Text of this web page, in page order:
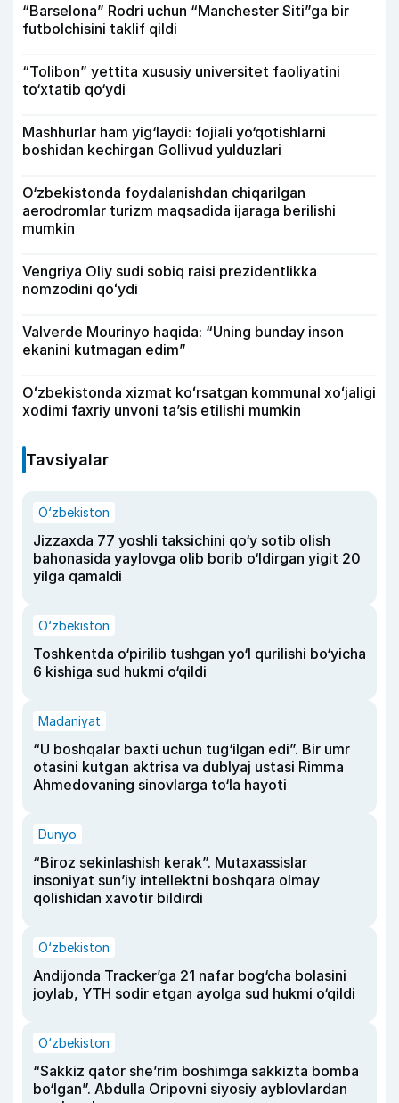
“Barselona” Rodri uchun “Manchester Siti”ga bir
futbolchisini taklif qildi
“Tolibon” yettita xususiy universitet faoliyatini
to‘xtatib qo‘ydi
Mashhurlar ham yig‘laydi: fojiali yo‘qotishlarni
boshidan kechirgan Gollivud yulduzlari
O‘zbekistonda foydalanishdan chiqarilgan
aerodromlar turizm maqsadida ijaraga berilishi
mumkin
Vengriya Oliy sudi sobiq raisi prezidentlikka
nomzodini qoʻydi
Valverde Mourinyo haqida: “Uning bunday inson
ekanini kutmagan edim”
Oʻzbekistonda xizmat koʻrsatgan kommunal xoʻjaligi
xodimi faxriy unvoni taʼsis etilishi mumkin
Tavsiyalar
O‘zbekiston
Jizzaxda 77 yoshli taksichini qo‘y sotib olish
bahonasida yaylovga olib borib o‘ldirgan yigit 20
yilga qamaldi
O‘zbekiston
Toshkentda o‘pirilib tushgan yo‘l qurilishi bo‘yicha
6 kishiga sud hukmi o‘qildi
Madaniyat
“U boshqalar baxti uchun tug‘ilgan edi”. Bir umr
otasini kutgan aktrisa va dublyaj ustasi Rimma
Ahmedovaning sinovlarga to‘la hayoti
Dunyo
“Biroz sekinlashish kerak”. Mutaxassislar
insoniyat sun’iy intellektni boshqara olmay
qolishidan xavotir bildirdi
O‘zbekiston
Andijonda Tracker’ga 21 nafar bog‘cha bolasini
joylab, YTH sodir etgan ayolga sud hukmi o‘qildi
O‘zbekiston
“Sakkiz qator she’rim boshimga sakkizta bomba
bo‘lgan”. Abdulla Oripovni siyosiy ayblovlardan